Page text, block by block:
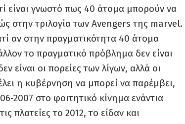
είναι γνωστό πως 40 άτομα μπορούν να
στην τριλογία των Avengers της marvel.
αν στην πραγματικότητα 40 άτομα
το πραγματικό πρόβλημα δεν είναι
είναι οι πορείες των λίγων, αλλά οι
η κυβέρνηση να μπορεί να παρέμβει,
2007 στο φοιτητικό κίνημα ενάντια
πλατείες το 2012, το είδαν και